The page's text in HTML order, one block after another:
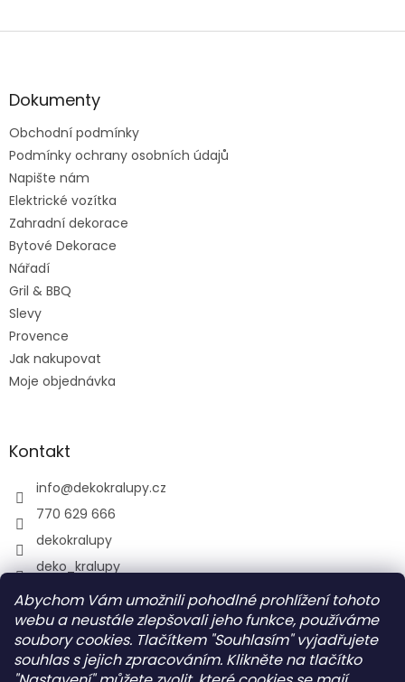
Abychom Vám umožnili pohodlné prohlížení tohoto
webu a neustále zlepšovali jeho funkce, používáme
soubory cookies. Tlačítkem "Souhlasím" vyjadřujete
souhlas s jejich zpracováním. Klikněte na tlačítko
Z
aDokumenty
Obchodní podmínky
Podmínky ochrany osobních údajů
Napište nám
Elektrické vozítka
Zahradní dekorace
Bytové Dekorace
Nářadí
Gril & BBQ
Slevy
Provence
Jak nakupovat
Moje objednávka
Kontakt
info@dekokralupy.cz
770 629 666
dekokralupy
deko_kralupy
Vyhledávání
HLEDAT